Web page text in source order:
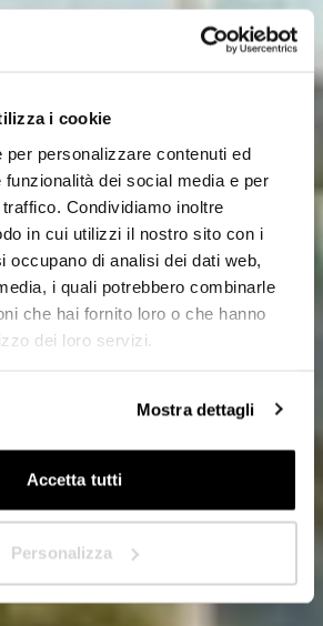
i cookie
personalizzare contenuti ed
dei social media e per
Condividiamo inoltre
in cui utilizzi il nostro sito con i
occupano di analisi dei dati web,
i quali potrebbero combinarle
che hai fornito loro o che hanno
dei loro servizi.
Mostra dettagli
Accetta tutti
Personalizza
that best represents you?
Next